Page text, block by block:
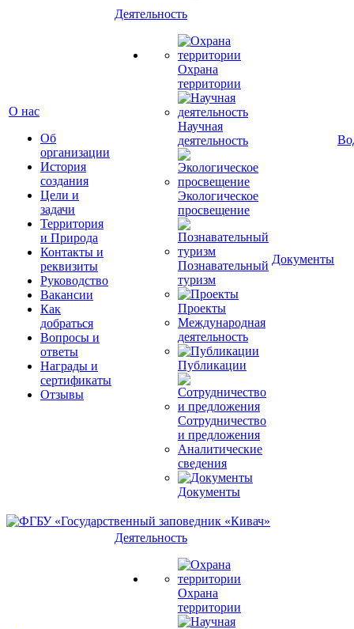
О нас
Об
организации
История
создания
Цели и
задачи
Территория
и Природа
Контакты и
реквизиты
Руководство
Вакансии
Как
добраться
Вопросы и
ответы
Награды и
сертификаты
Отзывы
Деятельность
Охрана
территории
Научная
деятельность
Экологическое
просвещение
Познавательный
туризм
Проекты
Международная
деятельность
Публикации
Сотрудничество
и предложения
Аналитические
сведения
Документы
Документы
Деятельность
Охрана
территории